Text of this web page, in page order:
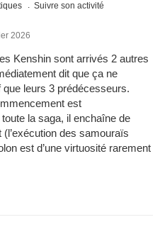
Suivre son activité
2026
Kenshin sont arrivés 2 autres
dit que ça ne
leurs 3 prédécesseurs.
est
la saga, il enchaîne de
des samouraïs
est d’une virtuosité rarement